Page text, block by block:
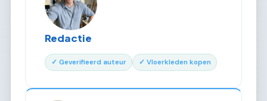
Redactie
✓ Geverifieerd auteur ✓ Vloerkleden kopen